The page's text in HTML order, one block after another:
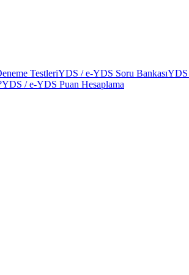
TestleriYDS / e-YDS Soru BankasıYDS
YDS / e-YDS Puan Hesaplama